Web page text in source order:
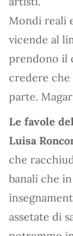
Mondi reali
vicende al
prendono il
credere che
parte.
Le favole
Luisa
che
banali che
assetate di